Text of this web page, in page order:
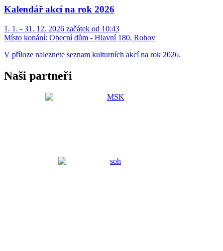
Kalendář akcí na rok 2026
1. 1. - 31. 12. 2026 začátek od 10:43
Místo konání: Obecní dům - Hlavní 180, Rohov
V příloze naleznete seznam kulturních akcí na rok 2026.
Naši partneři